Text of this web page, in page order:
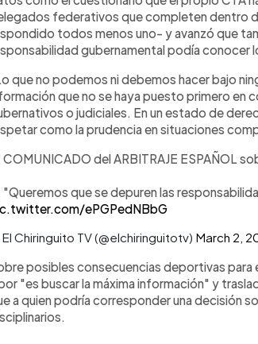
federativos que completen dentro
todos menos uno- y avanzó que
gubernamental podía conocer
que no podemos ni debemos hacer bajo
que no se haya puesto primero en
o judiciales. En un estado de
como la prudencia en situaciones
COMUNICADO del ARBITRAJE ESPAÑOL
"Queremos que se depuren las
ePGPedNBbG
Chiringuito TV (@elchiringuitotv) March 2,
posibles consecuencias deportivas para
"es buscar la máxima información" y
a quien podría corresponder una decisión